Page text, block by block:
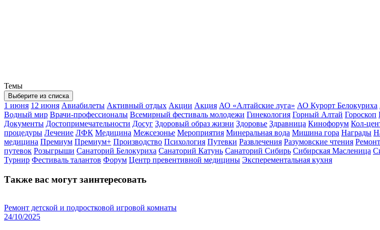
Темы
Выберите из списка
1 июня 12 июня Авиабилеты Активный отдых Акции Акция АО «Алтайские луга» АО Курорт Белокуриха
Водный мир Врачи-профессионалы Всемирный фестиваль молодежи Гинекология Горный Алтай Гороскоп
Документы Достопримечательности Досуг Здоровый образ жизни Здоровье Здравница Кинофорум Кол-
процедуры Лечение ЛФК Медицина Межсезонье Мероприятия Минеральная вода Мишина гора Награды
медицина Премиум Премиум+ Производство Психология Путевки Развлечения Разумовские чтения Ремонт
путевок Розыгрыши Санаторий Белокуриха Санаторий Катунь Санаторий Сибирь Сибирская Масленица
Турнир Фестиваль талантов Форум Центр превентивной медицины Эксперементальная кухня
Также вас могут заинтересовать
Ремонт детской и подростковой игровой комнаты
24/10/2025